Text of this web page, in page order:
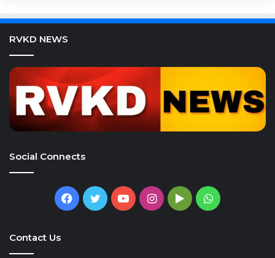
RVKD NEWS
Social Connects
Facebook
TwitterYouTubeInstagram
GoogleWhatsApp
Contact Us